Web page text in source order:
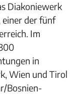
Diakoniewerk
der fünf
Im
in
Wien und Tirol
Bosnien-